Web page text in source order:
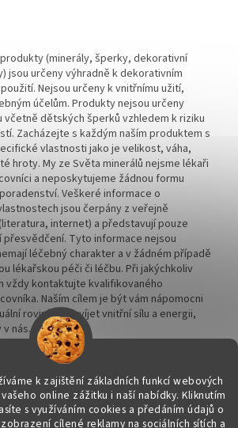
k zajištění základních funkcí webových
online zážitku i naší nabídky. Kliknutím
s využíváním cookies a předáním údajů o
cílené reklamy na sociálních sítích a
(minerály, šperky, dekorativní
jsou určeny výhradně k dekorativním
Nejsou určeny k vnitřnímu užití,
účelům. Produkty nejsou určeny
včetně dětských šperků vzhledem k riziku
Zacházejte s každým naším produktem s
vlastnosti jako je velikost, váha,
hroty. My ze Světa minerálů nejsme lékaři
a neposkytujeme žádnou formu
Veškeré informace o
jsou čerpány z veřejně
internet) a představují pouze
přesvědčení. Tyto informace nejsou
léčebný charakter a v žádném případě
lékařskou péči či léčbu. Při jakýchkoliv
vždy kontaktujte kvalifikovaného
Naším cílem je být vám nápomocni
rovině a rozvíjet vnitřní sílu a energii,
nás.
Vytvořil Shoptet